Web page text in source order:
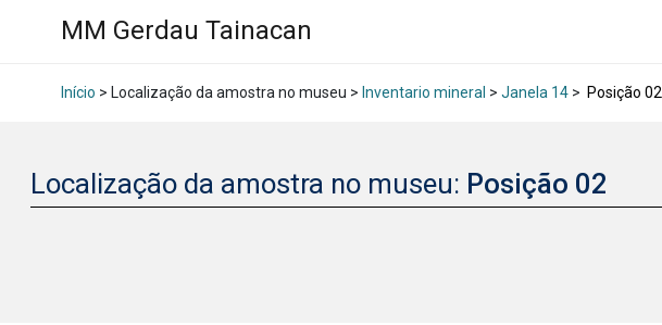
MM Gerdau Tainacan
Início > Localização da amostra no museu > Inventario mineral > Janela 14 > Posição 02
Localização da amostra no museu: Posição 02